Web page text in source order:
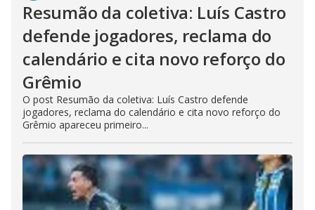
Resumão da coletiva: Luís Castro
defende jogadores, reclama do
calendário e cita novo reforço do
Grêmio
O post Resumão da coletiva: Luís Castro defende
jogadores, reclama do calendário e cita novo reforço do
Grêmio apareceu primeiro...